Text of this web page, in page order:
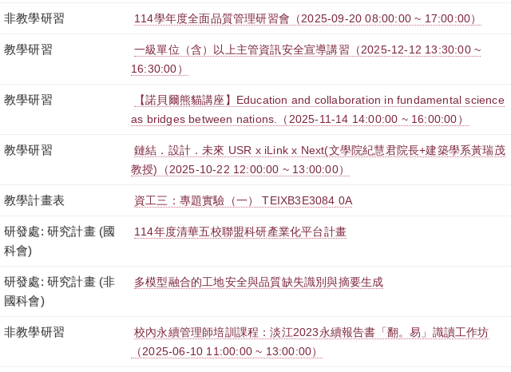
非教學研習 114學年度全面品質管理研習會（2025-09-20 08:00:00 ~ 17:00:00）
教學研習
一級單位（含）以上主管資訊安全宣導講習（2025-12-12 13:30:00 ~
16:30:00）
教學研習
【諾貝爾熊貓講座】Education and collaboration in fundamental science
as bridges between nations.（2025-11-14 14:00:00 ~ 16:00:00）
教學研習
鏈結．設計．未來 USR x iLink x Next(文學院紀慧君院長+建築學系黃瑞茂
教授)（2025-10-22 12:00:00 ~ 13:00:00）
教學計畫表 資工三：專題實驗（一） TEIXB3E3084 0A
研發處: 研究計畫 (國
科會)
114年度清華五校聯盟科研產業化平台計畫
研發處: 研究計畫 (非
國科會)
多模型融合的工地安全與品質缺失識別與摘要生成
非教學研習
校內永續管理師培訓課程：淡江2023永續報告書「翻。易」識讀工作坊
（2025-06-10 11:00:00 ~ 13:00:00）